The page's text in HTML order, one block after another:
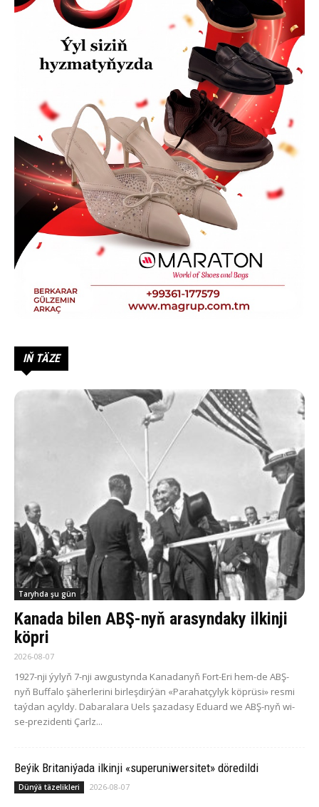
IŇ TÄZE
Taryhda şu gün
Ka­na­da bilen ABŞ-nyň arasyndaky ilkinji
köp­ri
2026-08-07
1927-nji ýy­lyň 7-nji aw­gus­tyn­da Ka­na­da­nyň Fort-Eri hem-de ABŞ-
nyň Buf­fa­lo şä­her­le­ri­ni bir­leş­dir­ýän «Pa­ra­hat­çy­lyk köp­rü­si» res­mi
taý­dan açyl­dy. Da­ba­ra­la­ra Uels şa­za­da­sy Eduard we ABŞ-nyň wi­
se-pre­zi­den­ti Çarlz...
Beýik Britaniýada ilkinji «superuniwersitet» döredildi
Dünýä täzelikleri 2026-08-07